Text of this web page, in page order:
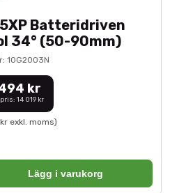
Batteridriven
34° (50-90mm)
10G2003N
kr
14 019 kr
exkl. moms)
Lägg i varukorg